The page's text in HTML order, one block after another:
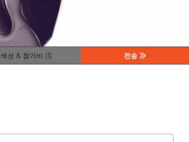
섹션 & 참가비 (1) 전송